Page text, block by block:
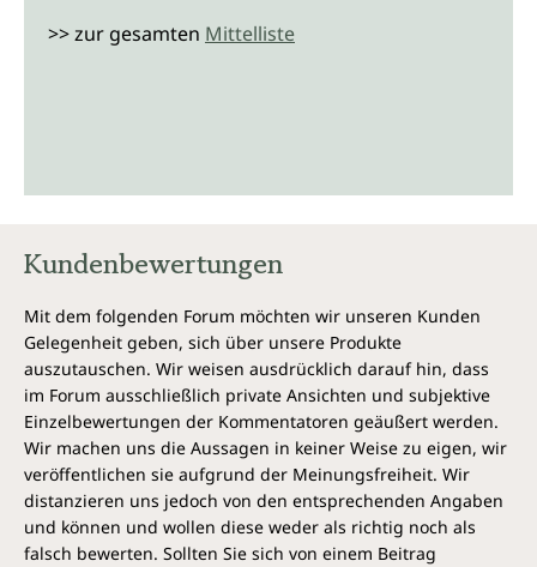
>> zur gesamten Mittelliste
Kundenbewertungen
Mit dem folgenden Forum möchten wir unseren Kunden
Gelegenheit geben, sich über unsere Produkte
auszutauschen. Wir weisen ausdrücklich darauf hin, dass
im Forum ausschließlich private Ansichten und subjektive
Einzelbewertungen der Kommentatoren geäußert werden.
Wir machen uns die Aussagen in keiner Weise zu eigen, wir
veröffentlichen sie aufgrund der Meinungsfreiheit. Wir
distanzieren uns jedoch von den entsprechenden Angaben
und können und wollen diese weder als richtig noch als
falsch bewerten. Sollten Sie sich von einem Beitrag